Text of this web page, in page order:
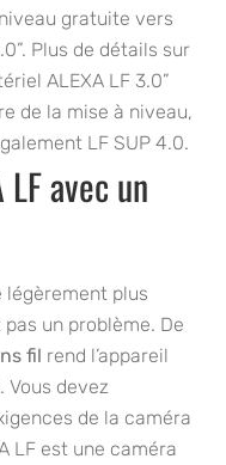
gratuite vers
Plus de détails sur
ALEXA LF 3.0”
de la mise à niveau,
LF SUP 4.0.
avec un
légèrement plus
pas un problème. De
fil rend l’appareil
Vous devez
de la caméra
LF est une caméra